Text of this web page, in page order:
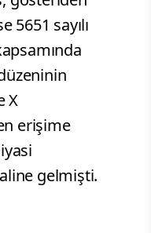
5651 sayılı
X
erişime
gelmişti.